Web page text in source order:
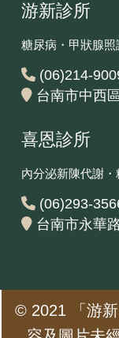
游新診所
糖尿病・甲狀腺
(06)214-
台南市中西
喜恩診所
內分泌新陳代謝
(06)293-
台南市永華
© 2021 「游